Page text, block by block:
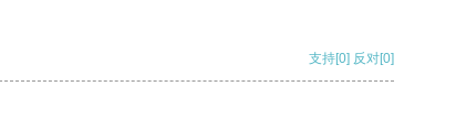
支持[0] 反对[0]